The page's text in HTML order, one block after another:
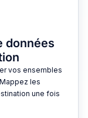
données
vos ensembles
les
une fois